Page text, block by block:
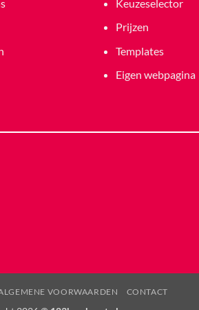
Keuzeselector
Prijzen
Templates
Eigen webpagina
VOORWAARDEN CONTACT